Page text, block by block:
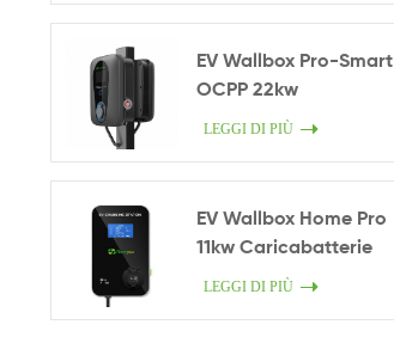
EV Wallbox Pro-Smart
OCPP 22kw
LEGGI DI PIÙ
EV Wallbox Home Pro
11kw Caricabatterie
EV
LEGGI DI PIÙ